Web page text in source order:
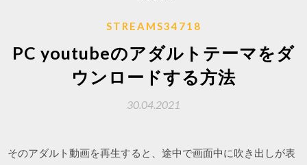
STREAMS34718
PC youtubeのアダルトテーマをダ
ウンロードする方法
30.04.2021
そのアダルト動画を再生すると、途中で画面中に吹き出しが表